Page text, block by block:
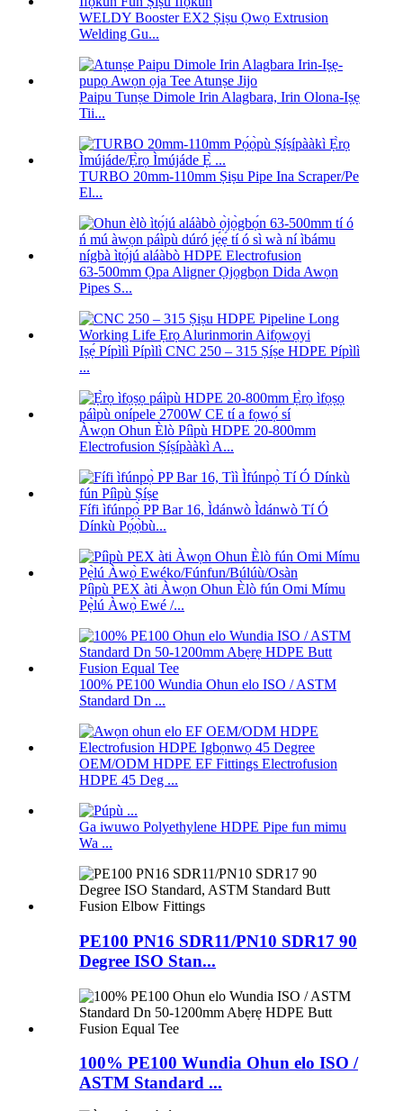
WELDY Booster EX2 Ṣiṣu Ọwọ Extrusion
Welding Gu...
Paipu Tunṣe Dimole Irin Alagbara, Irin Olona-Iṣẹ
Tii...
TURBO 20mm-110mm Ṣiṣu Pipe Ina Scraper/Pe
El...
63-500mm Ọpa Aligner Ọjọgbọn Dida Awọn
Pipes S...
Iṣẹ́ Pípìlì Pípìlì CNC 250 – 315 Ṣíṣe HDPE Pípìlì
...
Àwọn Ohun Èlò Píìpù HDPE 20-800mm
Electrofusion Ṣíṣípààkì A...
Fífi ìfúnpọ̀ PP Bar 16, Ìdánwò Ìdánwò Tí Ó
Dínkù Pọ́ọ̀bù...
Píìpù PEX àti Àwọn Ohun Èlò fún Omi Mímu
Pẹ̀lú Àwọ̀ Ewé /...
100% PE100 Wundia Ohun elo ISO / ASTM
Standard Dn ...
OEM/ODM HDPE EF Fittings Electrofusion
HDPE 45 Deg ...
Ga iwuwo Polyethylene HDPE Pipe fun mimu
Wa ...
PE100 PN16 SDR11/PN10 SDR17 90
Degree ISO Stan...
100% PE100 Wundia Ohun elo ISO /
ASTM Standard ...